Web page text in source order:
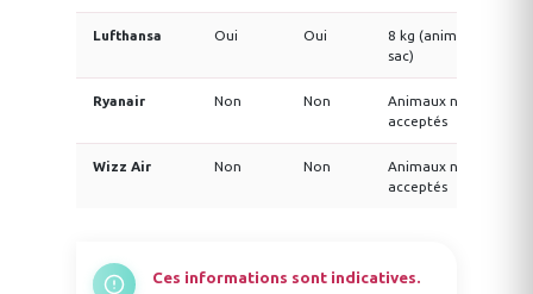
Lufthansa Oui Oui
8 kg (animal +
sac)
Ryanair Non Non
Animaux non
acceptés
Wizz Air Non Non
Animaux non
acceptés
Ces informations sont indicatives.